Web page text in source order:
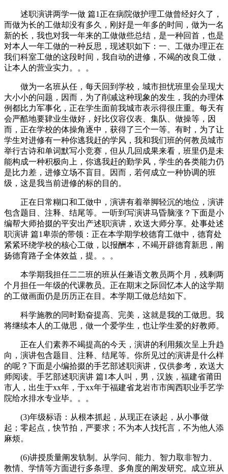
述职演讲两学一做 篇1正在病院做护理工做曾经好久了，
而做为长的工做却没有多久，刚好是一年多的时间，做为一名
新的长，我也对我一年来的工做做些总结，是一种回首，也是
对本人一年工做的一种反思，现述职如下：一、工做办理正在
我们科室工做的这段时间，我自动的进修，不竭的改良工做，
让本人的营业实力。。。
做为一名班从任，每天回到学校，城市担忧班里会呈现大
大小小的问题，因而，为了削减这种现象的发生，我的办理体
例都比力军事化，正在学生面前我城市表示得很庄重。每天有
会严酷地要肄业生做好，好比仪容仪表、集队、做操等，因
而，正在学校的体操角逐中，获得了三个一等。有时，为了让
学生对进修有一种你逃我赶的学风，我和我们班的何教员城市
举行古诗和单词默写小竞赛，但从几回成果来看，班里仍是未
能构成一种积极向上，你逃我赶的勤学风，学生的各类能力仍
是比力差，进修立场不盲目。因而，若何成立一种协调的班
级，这是我当前进修的标的目的。
正在日常糊口和工做中，演讲有着举脚轻沉的地位，演讲
包含题目、注释、结尾等。一听到写演讲马昏脑涨？下面是小
编帮大师拾掇的平安出产述职演讲，欢送大师分享。处事处述
职演讲 篇1卑崇的带领：正在本学期学校德育工做中，德育处
紧紧环绕学校的核心工做，以报酬本，不竭开辟德育新思，阐
扬德育路子全体效益，提。。。
本学期我担任二二班的班从任兼语文教员两个月，残剩两
个月担任一年级的代课教员。正在期末之际回忆本人的这学期
的工做画面仍是历历正在目。本学期工做总结如下。
科学施教的同时勤奋提高、完美，这就是我的工做思。我
将继续本人的工做思，做一个爱学生，也让学生爱的好教师。
正在人们素养不竭提高的今天，演讲的利用频次呈上升趋
向，演讲包含题目、注释、结尾等。你所见过的演讲是什么样
的呢？下面是小编拾掇的手艺部述职演讲，仅供参考，欢送大
师阅读。手艺部述职演讲 篇1本人叫，男，汉族，福建省莆田
市人，出生于xx年，于xx年于福建省龙岩市市闽西职业手艺学
院给水排水专业毕。。。
(3)年级标语：从根本抓起，从现正在谈起，从小事做
起；零起点，快节拍，严要求；不为本人找托言，不为他人添
麻烦。
(6)讲授质量阐发轨制。从学问、能力、智力取非智力、
教情、学情等方面进行多条理、多角度的阐发研究。成立班从